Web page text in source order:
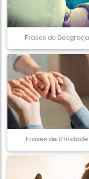
Frases de Desgraça
Frases de Utilidade